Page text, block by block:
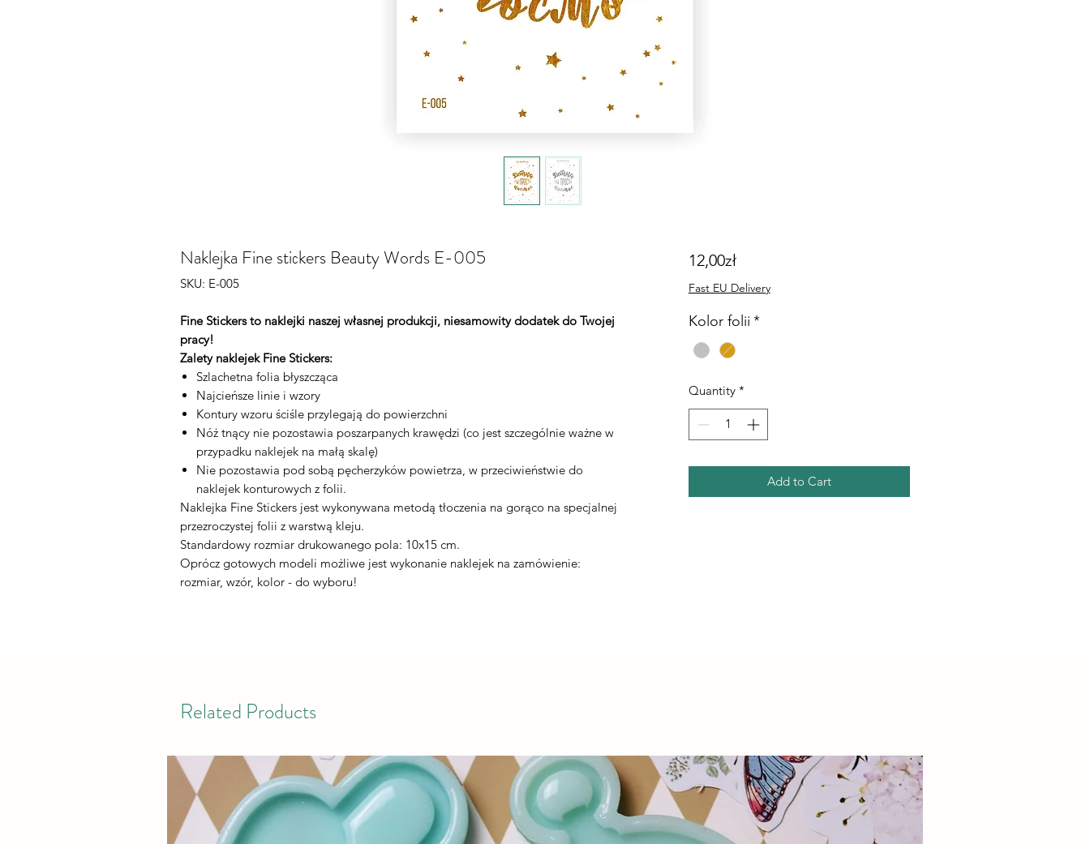
Naklejka Fine stiсkers Beauty Words E-005
SKU: E-005
Fine Stickers to naklejki naszej własnej produkcji, niesamowity dodatek do Twojej
pracy!
Zalety naklejek Fine Stickers:
Szlachetna folia błyszcząca
Najcieńsze linie i wzory
Kontury wzoru ściśle przylegają do powierzchni
Nóż tnący nie pozostawia poszarpanych krawędzi (co jest szczególnie ważne w
przypadku naklejek na małą skalę)
Nie pozostawia pod sobą pęcherzyków powietrza, w przeciwieństwie do
naklejek konturowych z folii.
Naklejka Fine Stickers jest wykonywana metodą tłoczenia na gorąco na specjalnej
przezroczystej folii z warstwą kleju.
Standardowy rozmiar drukowanego pola: 10x15 cm.
Oprócz gotowych modeli możliwe jest wykonanie naklejek na zamówienie:
rozmiar, wzór, kolor - do wyboru!
12,00złPrice
Fast EU Delivery
Kolor folii *
Quantity *
Add to Cart
Related Products